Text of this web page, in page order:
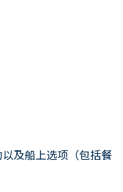
及船上选项（包括餐